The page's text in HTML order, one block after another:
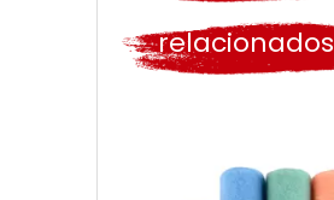
relacionados